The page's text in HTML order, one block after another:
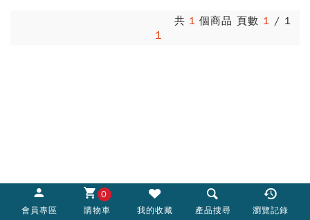
1
共 1 個商品 頁數 1 / 1
會員專區
0
購物車 我的收藏 產品搜尋 瀏覽記錄